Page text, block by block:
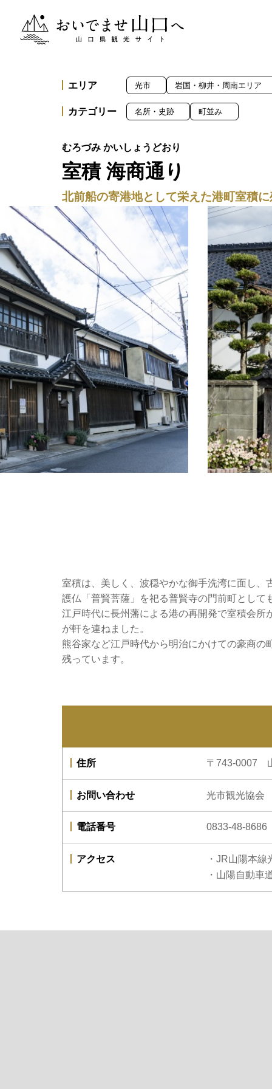
おいでませ山口へー山口県観光サイト
室積 海商通り
北前船の寄港地として栄えた港町室積
室積は、美しく、波穏やかな御手洗湾に面し
護仏「普賢菩薩」を祀る普賢寺の門前町として
江戸時代に長州藩による港の再開発で室積会
が軒を連ねました。
熊谷家など江戸時代から明治にかけての豪商
残っています。
エリア 光市 岩国・柳井・周南エリア
カテゴリー 名所・史跡 町並み
住所 〒743-0007
お問い合わせ 光市観光協会
電話番号 0833-48-8686
アクセス
・JR山陽本
・山陽自動車